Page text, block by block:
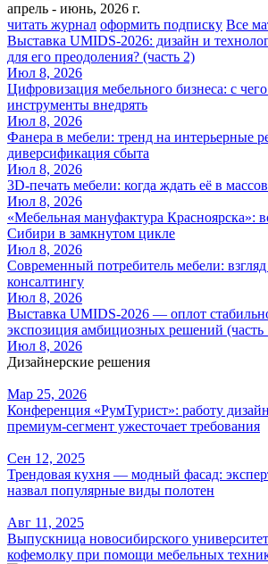
апрель - июнь, 2026 г.
читать журнал оформить подписку Все
Выставка UMIDS-2026: дизайн и
для его преодоления? (часть 2)
Июл 8, 2026
Цифровизация мебельного бизнеса: с
инструменты внедрять
Июл 8, 2026
Фанера в мебели: тренд на интерьерные
диверсификация сбыта
Июл 8, 2026
3D-печать мебели: когда ждать её в
Июл 8, 2026
«Мебельная мануфактура Красноярска»:
Сибири в замкнутом цикле
Июл 8, 2026
Современный потребитель мебели:
консалтингу
Июл 8, 2026
Выставка UMIDS-2026 — оплот
экспозиция амбициозных решений (часть
Июл 8, 2026
Дизайнерские решения
Мар 25, 2026
Конференция «РумТурист»: работу
премиум-сегмент ужесточает требования
Сен 12, 2025
Трендовая кухня — модный фасад:
назвал популярные виды полотен
Авг 11, 2025
Выпускница новосибирского
кофемолку при помощи мебельных